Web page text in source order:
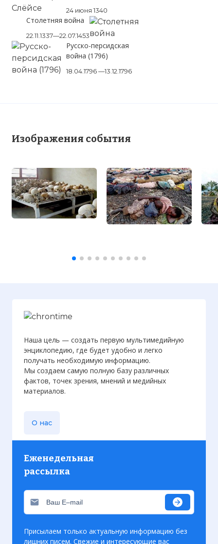
24 июня 1340
Столетняя война
22.11.1337—22.07.1453
Русско-персидская
война (1796)
18.04.1796 —13.12.1796
Изображения события
Вернуться в статью:
Наша цель — создать первую мультимедийную
энциклопедию, где будет удобно и легко
получать необходимую информацию.
Мы создаем самую полную базу различных
фактов, точек зрения, мнений и медийных
материалов.
О нас
Еженедельная
рассылка
Присылаем только актуальную информацию без
лишних писем. Свежие и интересующие вас